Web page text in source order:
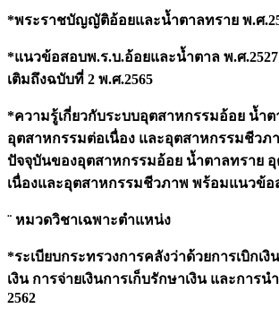
*พระราชบัญญัติอ้อยและน้ำตาลทราย พ.ศ
*แนวข้อสอบพ.ร.บ.อ้อยและน้ำตาล พ.ศ
เติมถึงฉบับที่ 2 พ.ศ.2565
*ความรู้เกี่ยวกับระบบอุตสาหกรรมอ้อย น้ำต
อุตสาหกรรมต่อเนื่อง และอุตสาหกรรมชีว
ปัจจุบันของอุตสาหกรรมอ้อย น้ำตาลทราย
เนื่องและอุตสาหกรรมชีวภาพ พร้อมแนวข้อ
¨ หมวดวิชาเฉพาะตำแหน่ง
*ระเบียบกระทรวงการคลังว่าด้วยการเบิกเ
เงิน การจ่ายเงินการเก็บรักษาเงิน และการน
2562